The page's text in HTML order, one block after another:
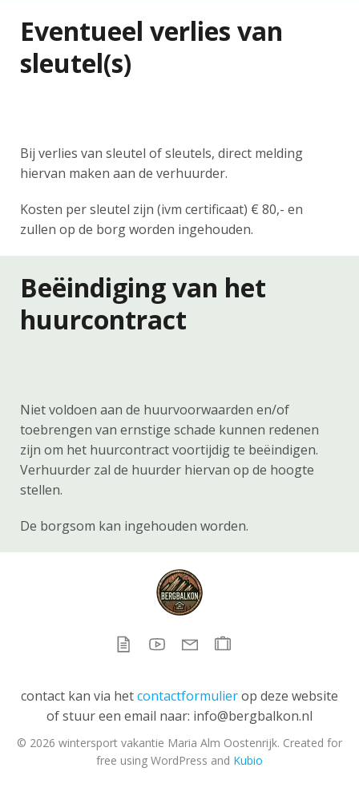
Eventueel verlies van
sleutel(s)
Bij verlies van sleutel of sleutels, direct melding
hiervan maken aan de verhuurder.
Kosten per sleutel zijn (ivm certificaat) € 80,- en
zullen op de borg worden ingehouden.
Beëindiging van het
huurcontract
Niet voldoen aan de huurvoorwaarden en/of
toebrengen van ernstige schade kunnen redenen
zijn om het huurcontract voortijdig te beëindigen.
Verhuurder zal de huurder hiervan op de hoogte
stellen.
De borgsom kan ingehouden worden.
contact kan via hetcontactformulierop deze website
of stuur een email naar: info@bergbalkon.nl
© 2026 wintersport vakantie Maria Alm Oostenrijk. Created for
free using WordPress and Kubio